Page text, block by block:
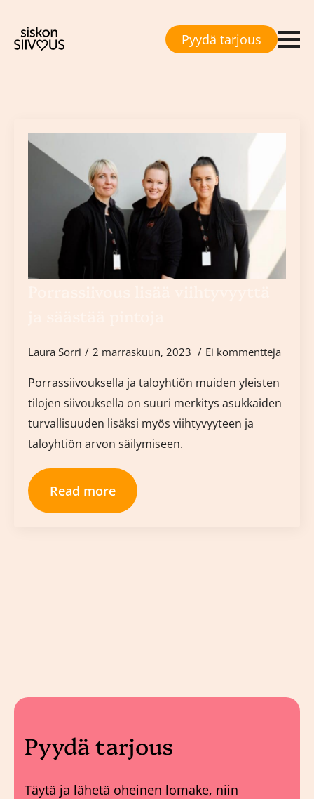
Pyydä tarjous
rappusiivous
Laura Sorri 2 marraskuun, 2023 Ei kommentteja
Porrassiivouksella ja taloyhtiön muiden yleisten
tilojen siivouksella on suuri merkitys asukkaiden
turvallisuuden lisäksi myös viihtyvyyteen ja
taloyhtiön arvon säilymiseen.
Read more
Pyydä tarjous
Täytä ja lähetä oheinen lomake, niin